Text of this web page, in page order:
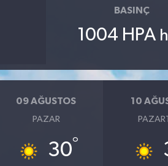
BASINÇ
1004 HPA
09 AĞUSTOS
PAZAR
30°
10